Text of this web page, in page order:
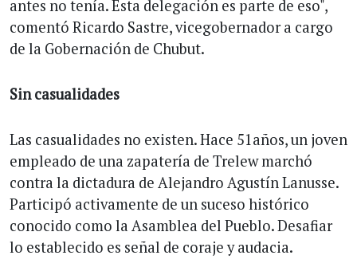
antes no tenía. Esta delegación es parte de eso",
comentó Ricardo Sastre, vicegobernador a cargo
de la Gobernación de Chubut.
Sin casualidades
Las casualidades no existen. Hace 51años, un joven
empleado de una zapatería de Trelew marchó
contra la dictadura de Alejandro Agustín Lanusse.
Participó activamente de un suceso histórico
conocido como la Asamblea del Pueblo. Desafiar
lo establecido es señal de coraje y audacia.